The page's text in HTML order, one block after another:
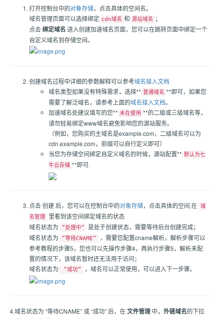
打开控制台中的对象存储，点击具体的空间名。
域名管理页面可以选择绑定 cdn域名 和 源站域名 ；
点击绑定域名 进入创建加速域名页面，您可以在跳转页面中绑定一个
自定义域名到存储空间。
创建域名过程中详细的参数解释可以参考域名接入文档
域名类型如果没有特殊需求，选择** 普通域名 **即可，如果您
需要了解泛域名，请参考上面的域名接入文档。
加速域名处建议填写的您** 未在使用 **的二级或三级域名等，
请勿轻易绑定www域名避免影响您的源站服务。
（例如，您购买的主域名是example.com，二级域名可以为
cdn.example.com，前缀可以自行定义即可）
当您为存储空间绑定自定义域名的时候，源站配置** 默认为七
牛云存储 **即可.
点击 创建 后，您可以在控制台中的对象存储，点击具体的空间,在 域
名管理
里看到该空间绑定域名的状态
域名状态为
“处理中”
是处于创建状态，需要等待后台创建完成；
域名状态为
“等待CNAME”
，需要您配置cname解析，解析步骤可以
参考教程的步骤5，您也可以先操作步骤4，再执行步骤5，解析未配
置的情况下，该域名暂时还无法用于访问；
域名状态为
“成功” ，域名可以正常使用，可以进入下一步骤。
4.域名状态为 “等待CNAME” 或 “成功” 后，在文件管理 中， 外链域名的下拉